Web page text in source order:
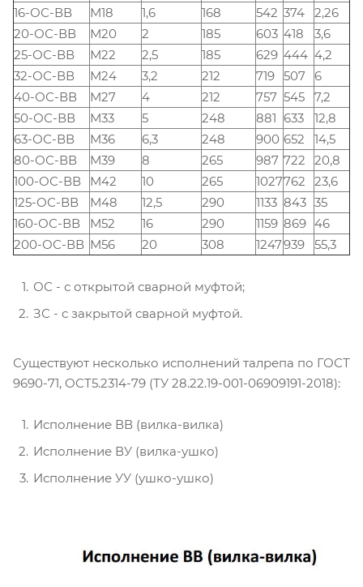
16-ОС-ВВ
М18 1,6 168 542 374
2,26
20-ОС-ВВ
М20 2 185 603 418
3,6
25-ОС-ВВ
М22 2,5 185 629 444 4,2
32-ОС-ВВ
М24 3,2 212 719 507 6
40-ОС-ВВ
М27 4 212 757 545
7,2
50-ОС-ВВ
М33 5 248 881 633
12,8
63-ОС-ВВ
М36 6,3 248 900 652
14,5
80-ОС-ВВ
М39 8 265 987 722
20,8
100-ОС-ВВ
М42 10 265 1027762
23,6
125-ОС-ВВ
М48 12,5 290 1133 843 35
160-ОС-ВВ
М52 16 290 1159 869 46
200-ОС-ВВ М56 20 308 1247939 55,3
ОС - с открытой сварной муфтой;
ЗС - с закрытой сварной муфтой.
Существуют несколько исполнений талрепа по ГОСТ
9690-71, ОСТ5.2314-79 (ТУ 28.22.19-001-06909191-2018):
Исполнение ВВ (вилка-вилка)
Исполнение ВУ (вилка-ушко)
Исполнение УУ (ушко-ушко)